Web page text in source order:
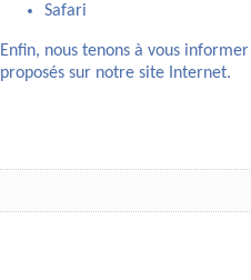
Safari
Enfin, nous tenons à vous
proposés sur notre site Internet.